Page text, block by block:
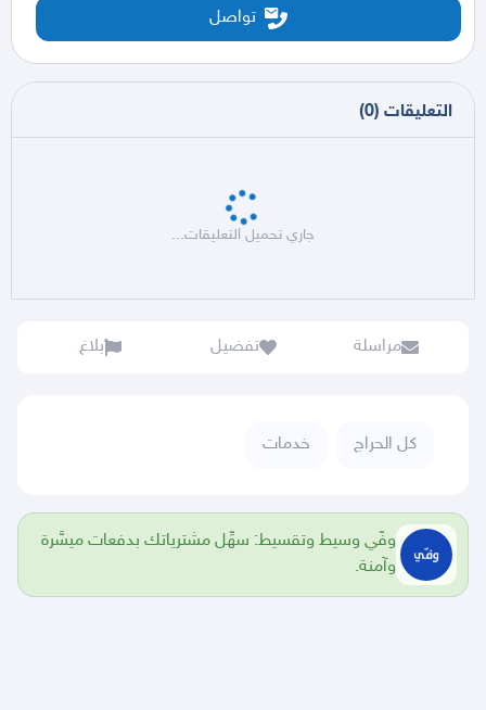
تواصل
التعليقات (
0
)
جاري تحميل التعليقات...
مراسلة تفضيل بلاغ
كل الحراج خدمات
وفّي وسيط وتقسيط: سهِّل مشترياتك بدفعات ميسَّرة
وآمنة.